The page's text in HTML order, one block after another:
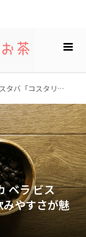
想｜バニラの甘い余韻と飲みやすさが魅力の優等生！
ベラ ビス
やすさが魅